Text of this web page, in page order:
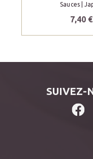
Sauces|
7,40 €
SUIVEZ-